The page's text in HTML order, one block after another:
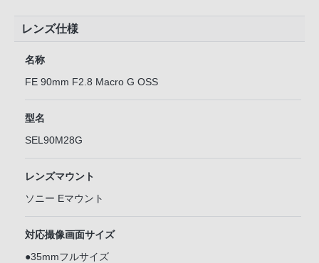
レンズ仕様
名称
FE 90mm F2.8 Macro G OSS
型名
SEL90M28G
レンズマウント
ソニー Eマウント
対応撮像画面サイズ
●35mmフルサイズ